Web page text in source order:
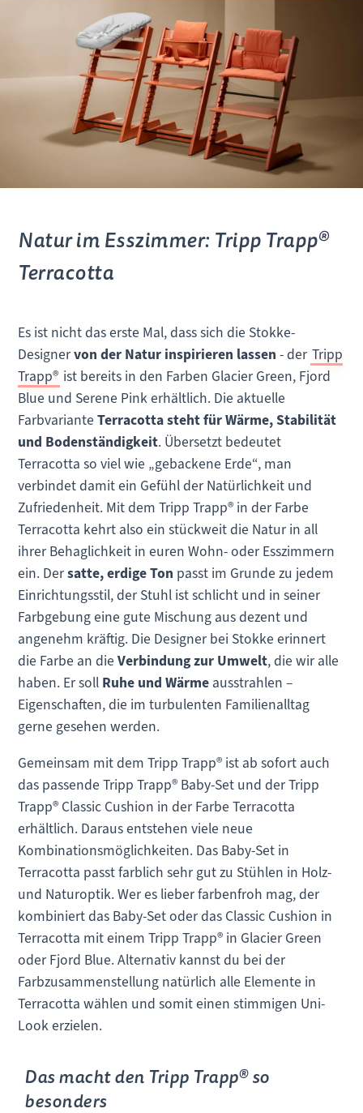
Natur im Esszimmer: Tripp Trapp®
Terracotta
Es ist nicht das erste Mal, dass sich die Stokke-
Designervon der Natur inspirieren lassen - der Tripp
Trapp® ist bereits in den Farben Glacier Green, Fjord
Blue und Serene Pink erhältlich. Die aktuelle
FarbvarianteTerracotta steht für Wärme, Stabilität
und Bodenständigkeit. Übersetzt bedeutet
Terracotta so viel wie „gebackene Erde“, man
verbindet damit ein Gefühl der Natürlichkeit und
Zufriedenheit. Mit dem Tripp Trapp® in der Farbe
Terracotta kehrt also ein stückweit die Natur in all
ihrer Behaglichkeit in euren Wohn- oder Esszimmern
ein. Dersatte, erdige Ton passt im Grunde zu jedem
Einrichtungsstil, der Stuhl ist schlicht und in seiner
Farbgebung eine gute Mischung aus dezent und
angenehm kräftig. Die Designer bei Stokke erinnert
die Farbe an dieVerbindung zur Umwelt, die wir alle
haben. Er soll Ruhe und Wärme ausstrahlen –
Eigenschaften, die im turbulenten Familienalltag
gerne gesehen werden.
Gemeinsam mit dem Tripp Trapp® ist ab sofort auch
das passende Tripp Trapp® Baby-Set und der Tripp
Trapp® Classic Cushion in der Farbe Terracotta
erhältlich. Daraus entstehen viele neue
Kombinationsmöglichkeiten. Das Baby-Set in
Terracotta passt farblich sehr gut zu Stühlen in Holz-
und Naturoptik. Wer es lieber farbenfroh mag, der
kombiniert das Baby-Set oder das Classic Cushion in
Terracotta mit einem Tripp Trapp® in Glacier Green
oder Fjord Blue. Alternativ kannst du bei der
Farbzusammenstellung natürlich alle Elemente in
Terracotta wählen und somit einen stimmigen Uni-
Look erzielen.
Das macht den Tripp Trapp® so
besonders